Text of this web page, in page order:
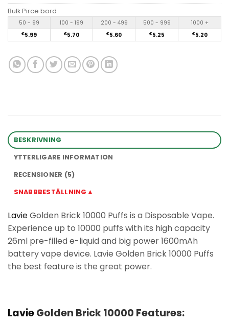
Bulk Pirce bord
50 - 99 100 - 199 200 - 499 500 - 999 1000 +
€5.99 €5.70 €5.60 €5.25 €5.20
BESKRIVNING
YTTERLIGARE INFORMATION
RECENSIONER (5)
SNABBBESTÄLLNING▲
LavieGolden Brick 10000 Puffs is a Disposable Vape.
Experience up to 10000 puffs with its high capacity
26ml pre-filled e-liquid and big power 1600mAh
battery vape device. Lavie Golden Brick 10000 Puffs
the best feature is the great power.
LavieGolden Brick 10000 Features: